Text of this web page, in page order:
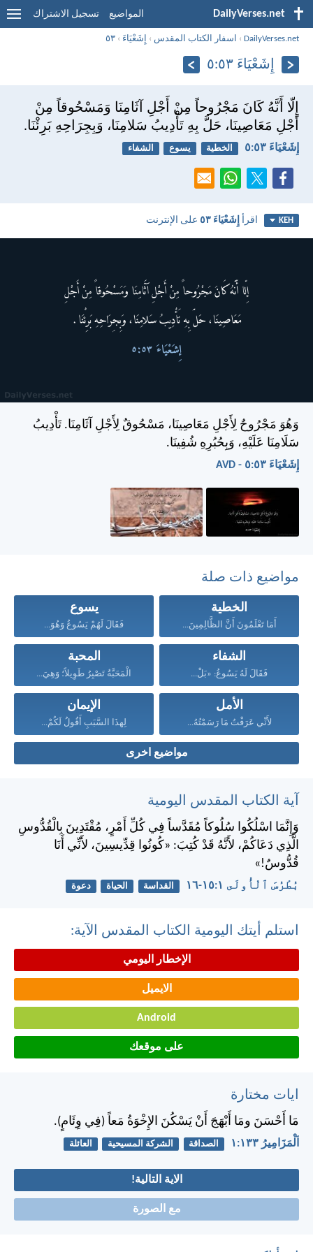
DailyVerses.net المواضيع تسجيل الاشتراك
DailyVerses.net
› اسفار الكتاب المقدس › إِشَعْيَاءَ ›٥٣
إِشَعْيَاءَ ٥٣:‏٥
إِلّا أَنَّهُ كَانَ مَجْرُوحاً مِنْ أَجْلِ آثَامِنَا وَمَسْحُوقاً مِنْ
أَجْلِ مَعَاصِينَا، حَلَّ بِهِ تَأْدِيبُ سَلامِنَا، وَبِجِرَاحِهِ بَرِئْنَا.
إِشَعْيَاءَ ٥٣:‏٥ الخطية يسوع الشفاء
KEH اقرأ إِشَعْيَاءَ ٥٣ على الإنترنت
وَهُوَ مَجْرُوحٌ لِأَجْلِ مَعَاصِينَا، مَسْحُوقٌ لِأَجْلِ آثَامِنَا. تَأْدِيبُ
سَلَامِنَا عَلَيْهِ، وَبِحُبُرِهِ شُفِينَا.
إِشَعْيَاءَ ٥٣:‏٥ - AVD
مواضيع ذات صلة
الخطية
أَمَا تَعْلَمُونَ أَنَّ الظَّالِمِينَ...
يسوع
فَقَالَ لَهُمْ يَسُوعُ وَهُوَ...
الشفاء
فَقَالَ لَهُ يَسُوعُ: «بَلْ...
المحبة
الْمَحَبَّةُ تَصْبِرُ طَوِيلاً؛ وَهِيَ...
الأمل
لأَنِّي عَرَفْتُ مَا رَسَمْتُهُ...
الإيمان
لِهذَا السَّبَبِ أَقُولُ لَكُمْ...
مواضيع اخرى
آية الكتاب المقدس اليومية
وَإِنَّمَا اسْلُكُوا سُلُوكاً مُقَدَّساً فِي كُلِّ أَمْرٍ، مُقْتَدِينَ بِالْقُدُّوسِ
الَّذِي دَعَاكُمْ، لأَنَّهُ قَدْ كُتِبَ: «كُونُوا قِدِّيسِينَ، لأَنِّي أَنَا
قُدُّوسٌ!»
بُطْرُسَ ٱلْأُولَى ١:‏١٥-‏١٦ القداسة الحياة دعوة
استلم أيتك اليومية الكتاب المقدس الآية:
الإخطار اليومي
الايميل
Android
على موقعك
ايات مختارة
مَا أَحْسَنَ ومَا أَبْهَجَ أَنْ يَسْكُنَ الإِخْوَةُ مَعاً (فِي وِئَامٍ).
اَلْمَزَامِيرُ ١٣٣:‏١ الصداقة الشركة المسيحية العائلة
الاية التالية!
مع الصورة